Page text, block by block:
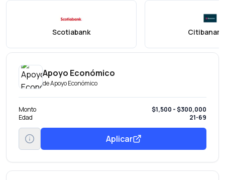
Scotiabank
Apoyo Económico
deApoyo Económico
Monto
$1,500 - $300,000
Edad
21-69
Aplicar